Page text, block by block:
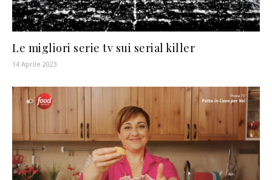
Le migliori serie tv sui serial killer
14 Aprile 2023